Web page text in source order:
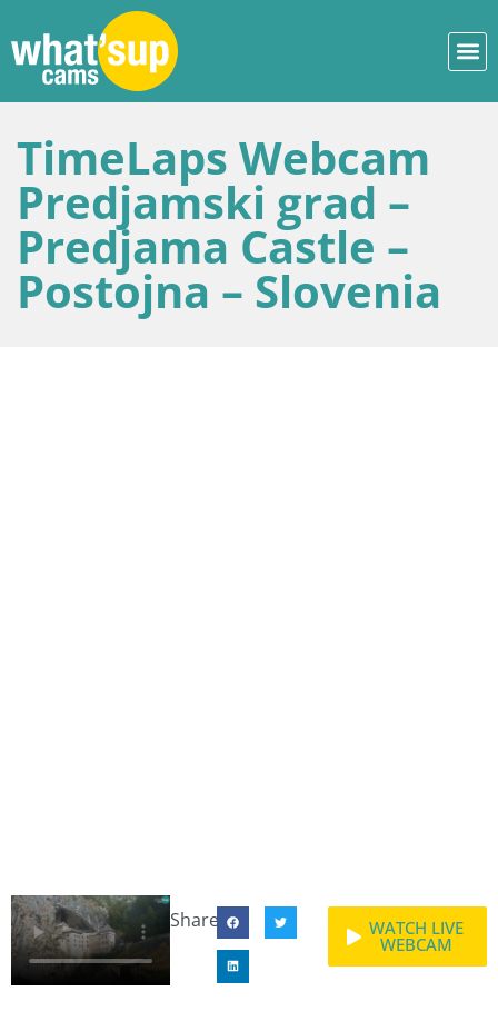
TimeLaps Webcam
Predjamski grad –
Predjama Castle –
Postojna – Slovenia
Share: WATCH LIVE
WEBCAM